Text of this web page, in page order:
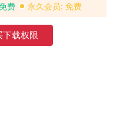
费 永久会员: 免费
下载权限